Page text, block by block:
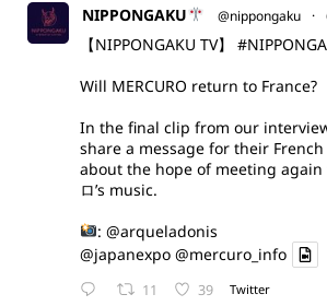
NIPPONGAKU @nippongaku ·
【NIPPONGAKU TV】
Will MERCURO return to France?
In the final clip from our
share a message for their
about the hope of meeting again
ロ’s music.
: @arqueladonis
@japanexpo @mercuro_info
11 39 Twitter